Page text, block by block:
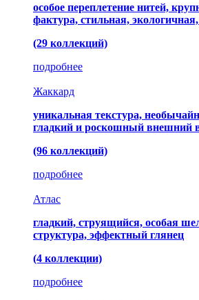
особое переплетение нитей,
фактура, стильная,
(29 коллекций)
подробнее
Жаккард
уникальная текстура,
гладкий и роскошный внешний
(96 коллекций)
подробнее
Атлас
гладкий, струящийся, особая
структура, эффектный глянец
(4 коллекции)
подробнее